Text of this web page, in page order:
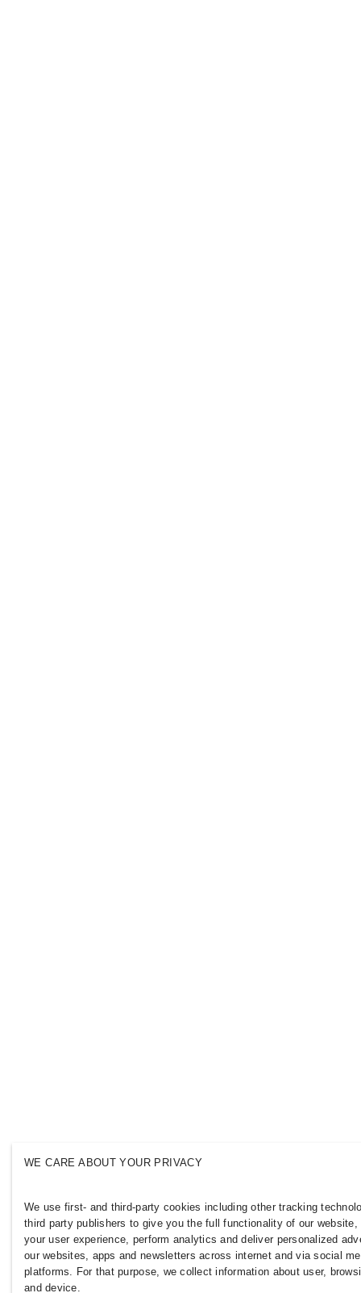
WE CARE ABOUT YOUR PRIVACY
We use first- and third-party cookies including other tracking
third party publishers to give you the full functionality of our
your user experience, perform analytics and deliver personalized
our websites, apps and newsletters across internet and via social
platforms. For that purpose, we collect information about user,
and device.